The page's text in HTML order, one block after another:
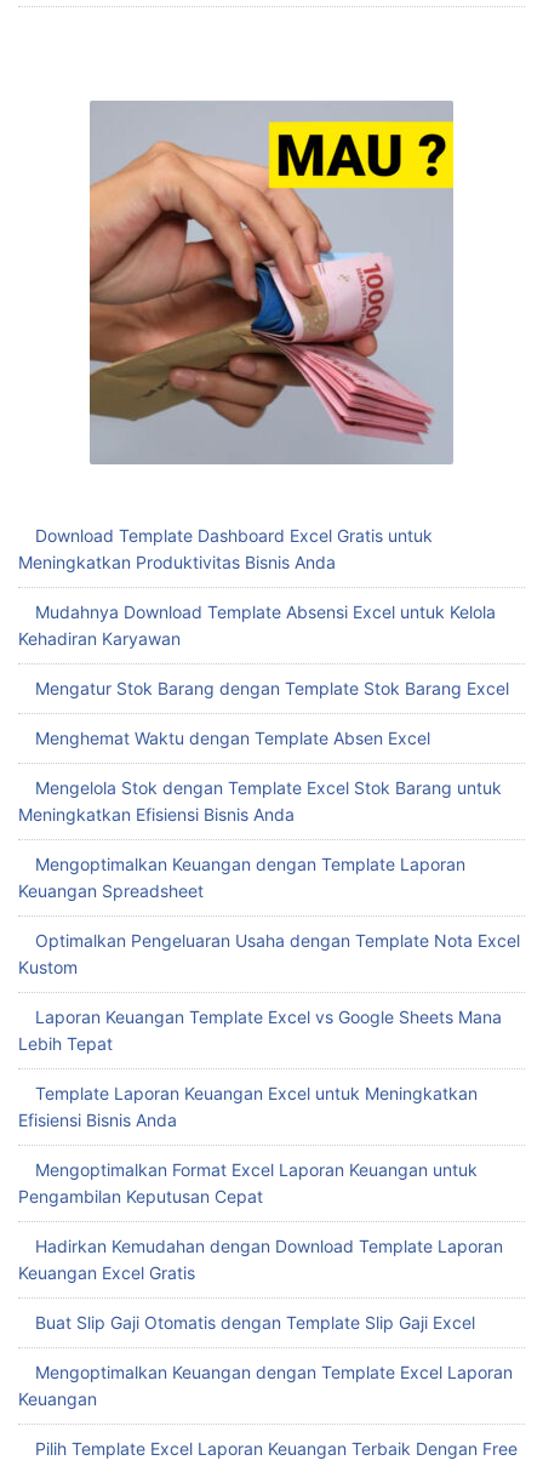
Download Template Dashboard Excel Gratis untuk
Meningkatkan Produktivitas Bisnis Anda
Mudahnya Download Template Absensi Excel untuk Kelola
Kehadiran Karyawan
Mengatur Stok Barang dengan Template Stok Barang Excel
Menghemat Waktu dengan Template Absen Excel
Mengelola Stok dengan Template Excel Stok Barang untuk
Meningkatkan Efisiensi Bisnis Anda
Mengoptimalkan Keuangan dengan Template Laporan
Keuangan Spreadsheet
Optimalkan Pengeluaran Usaha dengan Template Nota Excel
Kustom
Laporan Keuangan Template Excel vs Google Sheets Mana
Lebih Tepat
Template Laporan Keuangan Excel untuk Meningkatkan
Efisiensi Bisnis Anda
Mengoptimalkan Format Excel Laporan Keuangan untuk
Pengambilan Keputusan Cepat
Hadirkan Kemudahan dengan Download Template Laporan
Keuangan Excel Gratis
Buat Slip Gaji Otomatis dengan Template Slip Gaji Excel
Mengoptimalkan Keuangan dengan Template Excel Laporan
Keuangan
Pilih Template Excel Laporan Keuangan Terbaik Dengan Free